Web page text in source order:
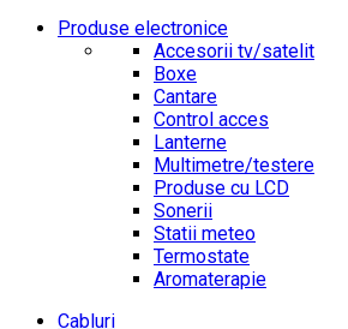
Produse electronice
Accesorii tv/satelit
Boxe
Cantare
Control acces
Lanterne
Multimetre/testere
Produse cu LCD
Sonerii
Statii meteo
Termostate
Aromaterapie
Cabluri